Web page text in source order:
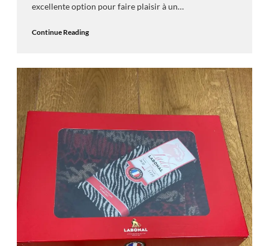
excellente option pour faire plaisir à un…
Continue Reading